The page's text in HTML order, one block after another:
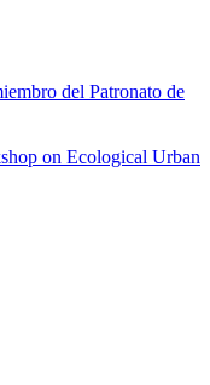
del Patronato de
on Ecological Urban